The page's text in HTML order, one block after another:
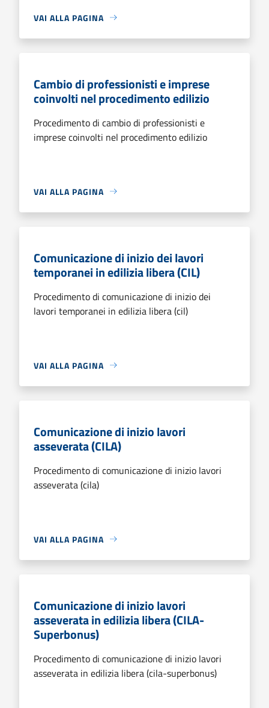
VAI ALLA PAGINA
Cambio di professionisti e imprese
coinvolti nel procedimento edilizio
Procedimento di cambio di professionisti e
imprese coinvolti nel procedimento edilizio
VAI ALLA PAGINA
Comunicazione di inizio dei lavori
temporanei in edilizia libera (CIL)
Procedimento di comunicazione di inizio dei
lavori temporanei in edilizia libera (cil)
VAI ALLA PAGINA
Comunicazione di inizio lavori
asseverata (CILA)
Procedimento di comunicazione di inizio lavori
asseverata (cila)
VAI ALLA PAGINA
Comunicazione di inizio lavori
asseverata in edilizia libera (CILA-
Superbonus)
Procedimento di comunicazione di inizio lavori
asseverata in edilizia libera (cila-superbonus)